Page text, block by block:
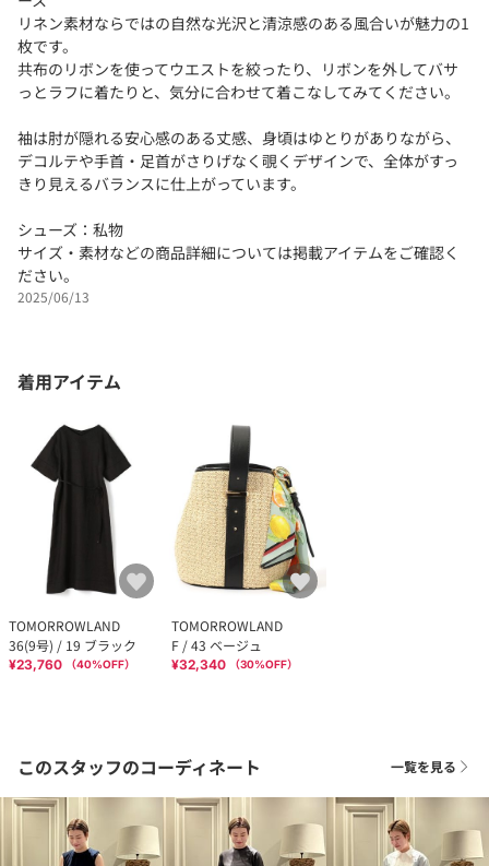
リネン素材ならではの自然な光沢と清涼感のある風合いが魅力の1
枚です。
共布のリボンを使ってウエストを絞ったり、リボンを外してバサ
っとラフに着たりと、気分に合わせて着こなしてみてください。
袖は肘が隠れる安心感のある丈感、身頃はゆとりがありながら、
デコルテや手首・足首がさりげなく覗くデザインで、全体がすっ
きり見えるバランスに仕上がっています。
シューズ：私物
サイズ・素材などの商品詳細については掲載アイテムをご確認く
ださい。
2025/06/13
着用アイテム
TOMORROWLAND
36(9号) / 19 ブラック
¥23,760 （40%OFF）
TOMORROWLAND
F / 43 ベージュ
¥32,340 （30%OFF）
このスタッフのコーディネート 一覧を見る